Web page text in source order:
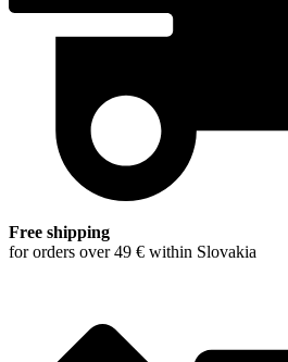
Free shipping
for orders over 49 € within Slovakia